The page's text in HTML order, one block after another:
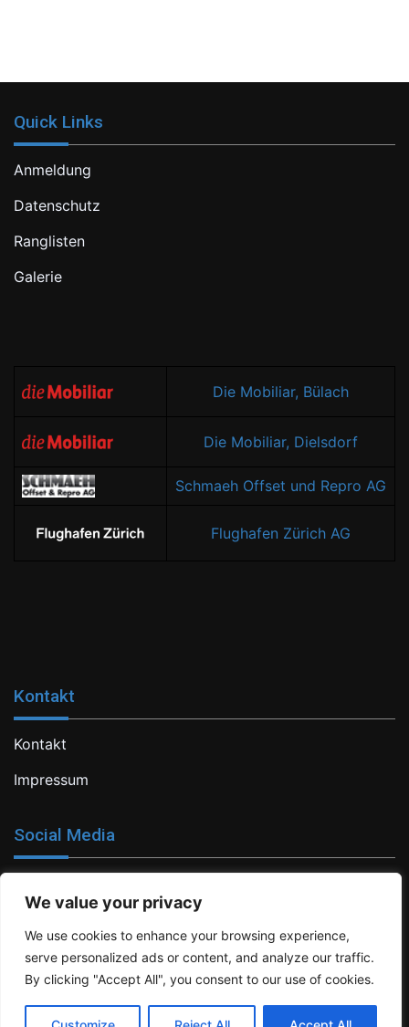
We value your privacy
We use cookies to enhance your browsing experience,
serve personalized ads or content, and analyze our traffic.
By clicking "Accept All", you consent to our use of cookies.
Quick Links
Anmeldung
Datenschutz
Ranglisten
Galerie
Die Mobiliar, Bülach
Die Mobiliar, Dielsdorf
Schmaeh Offset und Repro AG
Flughafen Zürich AG
Kontakt
Kontakt
Impressum
Social Media
eMail